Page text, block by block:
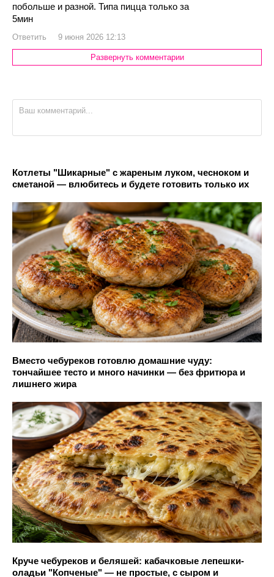
побольше и разной. Типа пицца только за
5мин
Ответить 9 июня 2026 12:13
Развернуть комментарии
Котлеты "Шикарные" с жареным луком, чесноком и
сметаной — влюбитесь и будете готовить только их
Вместо чебуреков готовлю домашние чуду:
тончайшее тесто и много начинки — без фритюра и
лишнего жира
Круче чебуреков и беляшей: кабачковые лепешки-
оладьи "Копченые" — не простые, с сыром и